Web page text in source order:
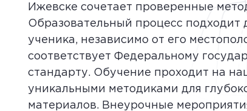
Ижевске сочетает проверенные
Образовательный процесс подходит
ученика, независимо от его
соответствует Федеральному
стандарту. Обучение проходит на
уникальными методиками для
материалов. Внеурочные